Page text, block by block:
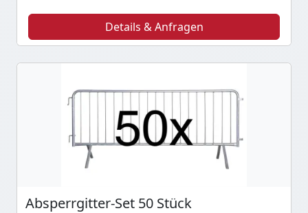
Details & Anfragen
Absperrgitter-Set 50 Stück